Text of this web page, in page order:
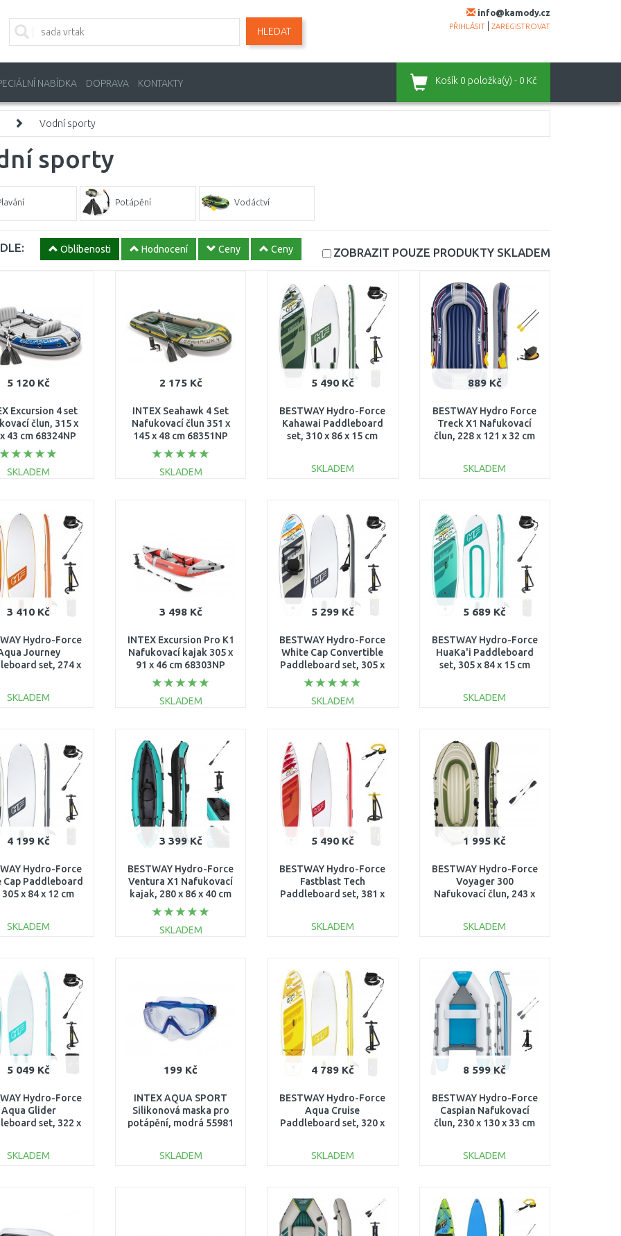
info@kamody.cz
PŘIHLÁSIT ZAREGISTROVAT
HLEDAT
NABÍDKA DOPRAVA KONTAKTY Košík 0 položka(y) - 0 Kč
Vodní sporty
sporty
Potápění Vodáctví
Oblíbenosti Hodnocení Ceny Ceny ZOBRAZIT POUZE PRODUKTY SKLADEM
5 120 Kč
Excursion 4 set
člun, 315 x
43 cm 68324NP
SKLADEM
Porovnat
2 175 Kč
INTEX Seahawk 4 Set
Nafukovací člun 351 x
145 x 48 cm 68351NP
SKLADEM
5 490 Kč
BESTWAY Hydro-Force
Kahawai Paddleboard
set, 310 x 86 x 15 cm
SKLADEM
Porovnat
889 Kč
BESTWAY Hydro Force
Treck X1 Nafukovací
člun, 228 x 121 x 32 cm
SKLADEM
Porovnat
3 410 Kč
Hydro-Force
Journey
set, 274 x
SKLADEM
Porovnat
3 498 Kč
INTEX Excursion Pro K1
Nafukovací kajak 305 x
91 x 46 cm 68303NP
SKLADEM
Porovnat
5 299 Kč
BESTWAY Hydro-Force
White Cap Convertible
Paddleboard set, 305 x
84 x 12 cm 65341
SKLADEM
Porovnat
5 689 Kč
BESTWAY Hydro-Force
HuaKa'i Paddleboard
set, 305 x 84 x 15 cm
SKLADEM
Porovnat
4 199 Kč
Hydro-Force
Cap Paddleboard
x 84 x 12 cm
SKLADEM
Porovnat
3 399 Kč
BESTWAY Hydro-Force
Ventura X1 Nafukovací
kajak, 280 x 86 x 40 cm
65118
SKLADEM
5 490 Kč
BESTWAY Hydro-Force
Fastblast Tech
Paddleboard set, 381 x
SKLADEM
Porovnat
1 995 Kč
BESTWAY Hydro-Force
Voyager 300
Nafukovací člun, 243 x
SKLADEM
Porovnat
5 049 Kč
Hydro-Force
Aqua Glider
set, 322 x
SKLADEM
199 Kč
INTEX AQUA SPORT
Silikonová maska pro
potápění, modrá 55981
SKLADEM
4 789 Kč
BESTWAY Hydro-Force
Aqua Cruise
Paddleboard set, 320 x
SKLADEM
Porovnat
8 599 Kč
BESTWAY Hydro-Force
Caspian Nafukovací
člun, 230 x 130 x 33 cm
SKLADEM
Porovnat